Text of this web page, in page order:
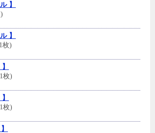
】
】
枚)
枚)
枚)